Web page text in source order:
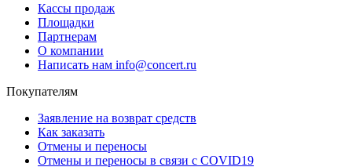
Кассы продаж
Площадки
Партнерам
О компании
Написать нам info@concert.ru
Покупателям
Заявление на возврат средств
Как заказать
Отмены и переносы
Отмены и переносы в связи с COVID19